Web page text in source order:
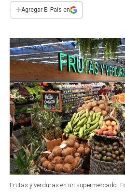
e
b
k
s
p
t
n
i
l
+Agregar El País en
Frutas y verduras en un supermercado.